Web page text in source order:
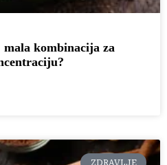
kombinacija za
ZDRAVLJE